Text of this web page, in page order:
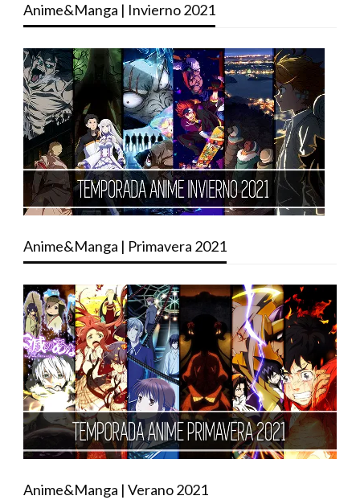
Anime&Manga | Invierno 2021
Anime&Manga | Primavera 2021
Anime&Manga | Verano 2021